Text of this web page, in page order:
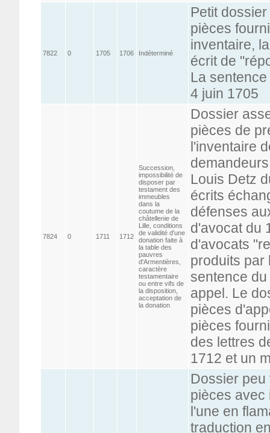
7822 0 1705 1706 Indéterminé
Petit
pièces
inventaire,
écrit de
La
4 juin 1705
7824 0 1711 1712
Succession,
impossibilité de
disposer par
testament des
immeubles
dans la
coutume de la
châtellenie de
Lille, conditions
de validité d'une
donation faite à
la table des
pauvres
d'Armentières,
caractère
testamentaire
ou entre vifs de
la disposition,
acceptation de
la donation
Dossier
pièces de
l'inventaire
Louis Detz
écrits
défenses
d'avocat du
d'avocats
produits par
sentence
appel. Le
pièces
pièces
des lettres
1712 et un
Dossier
pièces avec
l'une en
traduction